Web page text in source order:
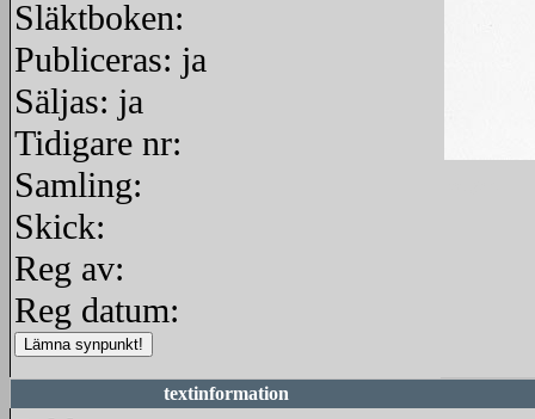
Släktboken:
Publiceras: ja
Säljas: ja
Tidigare nr:
Samling:
Skick:
Reg av:
Reg datum:
textinformation